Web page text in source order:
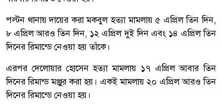
পল্টন থানায় দায়ের করা মকবুল হত্যা মামলায় ৫ এপ্রিল তিন দিন,
৮ এপ্রিল আরও তিন দিন, ১২ এপ্রিল দুই দিন এবং ১৪ এপ্রিল তিন
দিনের রিমান্ডে নেওয়া হয় তাঁকে।
এরপর দেলোয়ার হোসেন হত্যা মামলায় ১৭ এপ্রিল আবার তিন
দিনের রিমান্ড মঞ্জুর করা হয়। একই মামলায় ২০ এপ্রিল আরও তিন
দিনের রিমান্ডে নেওয়া হয়।